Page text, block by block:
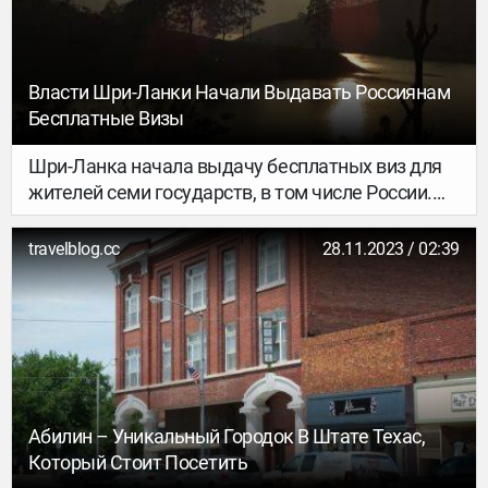
культуре, людях и местном укладе жизни мы
рассказали в первой статье, здесь же вы
узнаете о самых интересных и культовых местах
Бразилии, которые точно стоит увидеть хотя бы
раз в жизни.
Власти Шри-Ланки Начали Выдавать Россиянам
Бесплатные Визы
Шри-Ланка начала выдачу бесплатных виз для
жителей семи государств, в том числе России.
Соответствующее постановление опубликовано
на официальном новостном портале
правительства азиатской страны. Новый
визовый режим вводится до 31 марта 2024 года
в рамках пилотного проекта. Помимо россиян,
Шри-Ланку могут бесплатно посетить граждане
Индии, Китая, Индонезии, Таиланда, Малайзии и
Японии. Проект стал частью программы по
восстановлению туристической отрасли Шри-
Ланки.
travelblog.cc 28.11.2023 / 02:39
Абилин – Уникальный Городок В Штате Техас,
Который Стоит Посетить